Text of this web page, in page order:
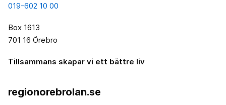
019-602 10 00
Box 1613
701 16 Örebro
Tillsammans skapar vi ett bättre liv
regionorebrolan.se